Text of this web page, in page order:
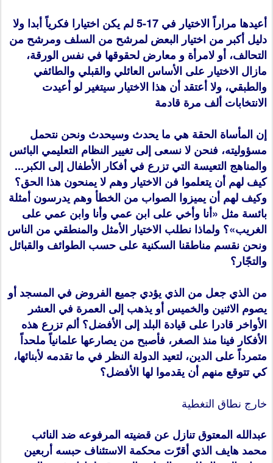
أعيدها مراراً الاختيار في 17-5 لم يكن اختيارا فكرياً أبدا ولا
دليل أكبر من اختيار البعض لمرشح من السلف ومرشح من
التحالف، أو لامرأة و معارض لحقوقها في نفس الورقة،
مازال الاختيار على الأساس العائلي والقبلي والطائفي
والطبقي، ولا أعتقد أن هذا الاختيار سيتغير لو أعيدت
الانتخابات ألف مرة قادمة
إن المأساة الحقة هي ما يحدث وسيحدث ونحن نتحمل
مسؤوليته، فنحن لا نسعى إلى تغيير النظام التعليمي البائس
والمناهج التعيسة التي تزرع في أفكار الأطفال إلى الكبر...
كيف لهم أن يتعلموا فن الاختيار وهم لا يمنحون هذا الحق؟
وكيف لهم أن يميزوا الصواب من الخطأ وهم يدرسون أمثلة
بائسة مثل «أنا وأخي على ابن عمي وأنا وابن عمي على
الغريب»؟ ولماذا نطلب الاختيار الأمثل والمنطقي من الناس
ونحن نقسم مناطقنا السكنية على حسب الطوائف والقبائل
والتجّار؟
من الذي جعل من الذي يؤدي جميع الفروض في المسجد أو
يصوم الاثنين والخميس أو يذهب إلى العمرة في العشر
الأواخر قادرا على قيادة البلد إلى الأفضل؟ ألم تزرع هذه
الأفكار فينا منذ الصغر، فأصبح من يصارعها علمانياً ملحداً
متمرداً على الدين، لتعيد الدولة النظر في ما تقدمه لأبنائها،
كي تتوقع منهم أن يقدموا لها الأفضل؟
خارج نطاق التغطية
عبدالله المعتوق تنازل عن قضيته المرفوعه ضد النائب
محمد هايف الذي أقرّت محكمة الاستئناف حبسه أربعين